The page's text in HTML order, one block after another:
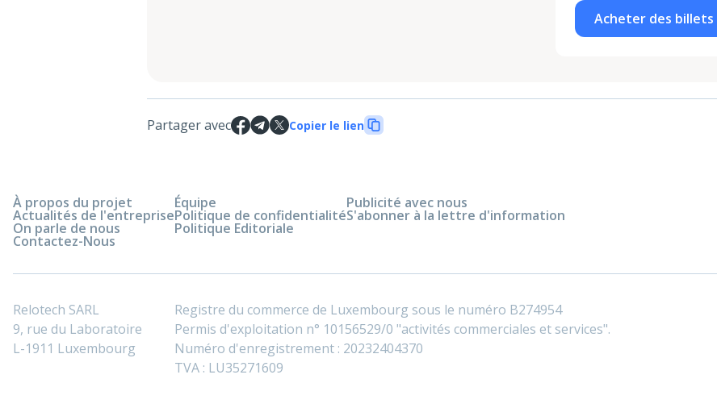
Acheter des billets
Partager avec Copier le lien
À propos du projet
Actualités de l'entreprise
On parle de nous
Contactez-Nous
Équipe
Politique de confidentialité
Politique Editoriale
Publicité avec nous
S'abonner à la lettre d'information
Relotech SARL
9, rue du Laboratoire
L-1911 Luxembourg
Registre du commerce de Luxembourg sous le numéro B274954
Permis d'exploitation n° 10156529/0 "activités commerciales et services".
Numéro d'enregistrement : 20232404370
TVA : LU35271609